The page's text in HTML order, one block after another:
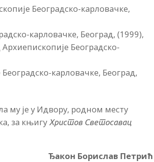
Београдско-карловачке,
карловачке, Београд, (1999),
Београдско-
карловачке, Београд,
му је у Идвору, родном месту
за књигуХристов Светосавац
Ђакон Борислав Петрић